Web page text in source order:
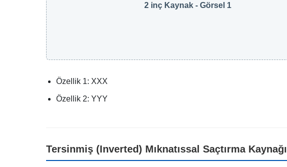
2 inç Kaynak - Görsel 1
Özellik 1: XXX
Özellik 2: YYY
Tersinmiş (Inverted) Mıknatıssal Saçtırma Kaynağı